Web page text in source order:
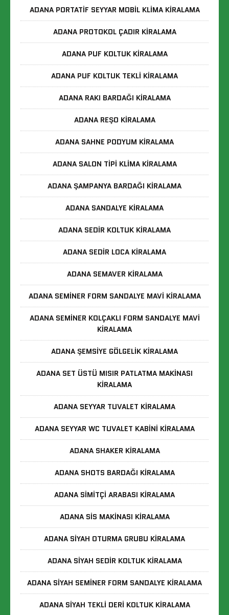
ADANA PORTATIF SEYYAR MOBIL KLIMA KIRALAMA
ADANA PROTOKOL ÇADIR KIRALAMA
ADANA PUF KOLTUK KIRALAMA
ADANA PUF KOLTUK TEKLI KIRALAMA
ADANA RAKI BARDAĞI KIRALAMA
ADANA REŞO KIRALAMA
ADANA SAHNE PODYUM KIRALAMA
ADANA SALON TIPI KLIMA KIRALAMA
ADANA ŞAMPANYA BARDAĞI KIRALAMA
ADANA SANDALYE KIRALAMA
ADANA SEDIR KOLTUK KIRALAMA
ADANA SEDIR LOCA KIRALAMA
ADANA SEMAVER KIRALAMA
ADANA SEMINER FORM SANDALYE MAVI KIRALAMA
ADANA SEMINER KOLÇAKLI FORM SANDALYE MAVI
KIRALAMA
ADANA ŞEMSIYE GÖLGELIK KIRALAMA
ADANA SET ÜSTÜ MISIR PATLATMA MAKINASI
KIRALAMA
ADANA SEYYAR TUVALET KIRALAMA
ADANA SEYYAR WC TUVALET KABINI KIRALAMA
ADANA SHAKER KIRALAMA
ADANA SHOTS BARDAĞI KIRALAMA
ADANA SIMITÇI ARABASI KIRALAMA
ADANA SIS MAKINASI KIRALAMA
ADANA SIYAH OTURMA GRUBU KIRALAMA
ADANA SIYAH SEDIR KOLTUK KIRALAMA
ADANA SIYAH SEMINER FORM SANDALYE KIRALAMA
ADANA SIYAH TEKLI DERI KOLTUK KIRALAMA